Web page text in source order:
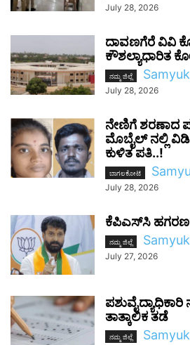
July 28, 2026
ದಾವಣಗೆರೆ ವಿವಿ
ಕೌಶಲ್ಯಾಧಾರಿತ
ನಮ್ಮ ಜಿಲ್ಲೆ
July 28, 2026
ನೇಣಿಗೆ ಶರಣಾದ
ಮೊಬೈಲ್ ನಲ್ಲಿ
ಕುಳಿತ ಪತಿ..!
ಬಾಗಲಕೋಟೆ
July 28, 2026
ಕೆಪಿಎಸ್‌ಸಿ
ನಮ್ಮ ಜಿಲ್ಲೆ
July 27, 2026
ತಾತ್ಕಾಲಿಕ ತಡೆ
ನಮ್ಮ ಜಿಲ್ಲೆ